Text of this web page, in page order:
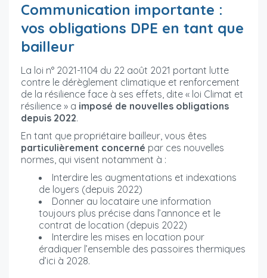
Communication importante :
vos obligations DPE en tant que
bailleur
La loi n° 2021-1104 du 22 août 2021 portant lutte
contre le dérèglement climatique et renforcement
de la résilience face à ses effets, dite « loi Climat et
résilience » a imposé de nouvelles obligations
depuis 2022.
En tant que propriétaire bailleur, vous êtes
particulièrement concerné par ces nouvelles
normes, qui visent notamment à :
Interdire les augmentations et indexations
de loyers (depuis 2022)
Donner au locataire une information
toujours plus précise dans l’annonce et le
contrat de location (depuis 2022)
Interdire les mises en location pour
éradiquer l’ensemble des passoires thermiques
d’ici à 2028.